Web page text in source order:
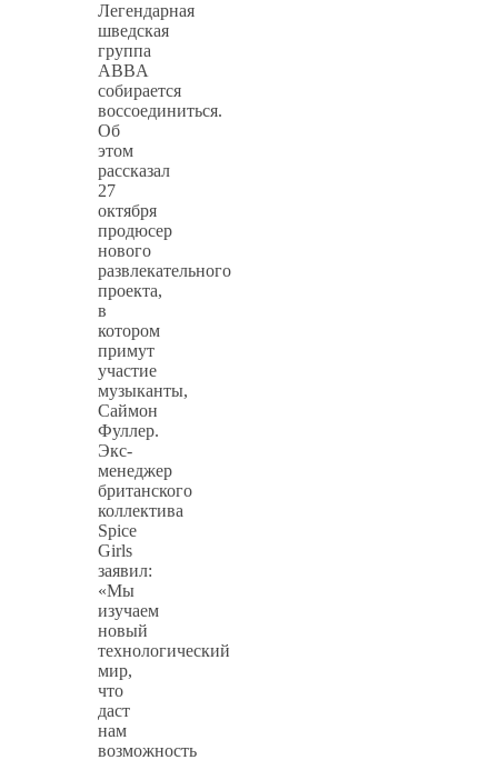
Легендарная
шведская
группа
ABBA
собирается
воссоединиться.
Об
этом
рассказал
27
октября
продюсер
нового
развлекательного
проекта,
в
котором
примут
участие
музыканты,
Саймон
Фуллер.
Экс-
менеджер
британского
коллектива
Spice
Girls
заявил:
«Мы
изучаем
новый
технологический
мир,
что
даст
нам
возможность